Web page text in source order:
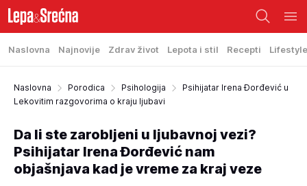
Naslovna Najnovije Zdrav život Lepota i stil Recepti Lifestyle
Naslovna Porodica Psihologija
Psihijatar Irena Đorđević u
Lekovitim razgovorima o kraju ljubavi
Da li ste zarobljeni u ljubavnoj vezi?
Psihijatar Irena Đorđević nam
objašnjava kad je vreme za kraj veze